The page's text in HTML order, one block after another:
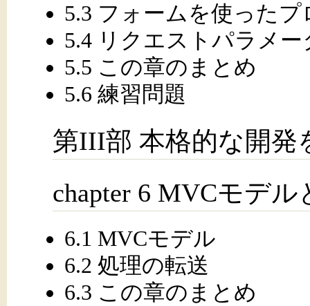
5.3 フォームを使った
5.4 リクエストパラメー
5.5 この章のまとめ
5.6 練習問題
第III部 本格的な開発
chapter 6 MVCモデ
6.1 MVCモデル
6.2 処理の転送
6.3 この章のまとめ